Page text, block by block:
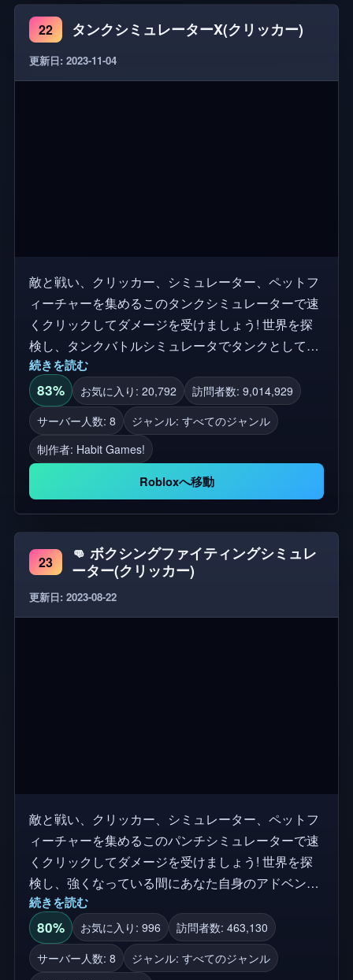
トし、早くもピークのピークを迎え、ベータ版] こ
のゲームには、独立した広告とスポンサー付きコン
テンツが含まれている場合があります。すべての独
立した広告、およびスポンサー付きコンテンツを含
22 タンクシミュレーターX(クリッカー)
更新日: 2023-11-04
敵と戦い、クリッカー、シミュレーター、ペットフ
ィーチャーを集めるこのタンクシミュレーターで速
くクリックしてダメージを受けましょう! 世界を探
検し、タンクバトルシミュレータでタンクとして自
分のアドベンチャーを作成してください! ⭐ 友達と
戦車の波と戦う! ⭐ 難しいボスを倒す ⭐ クラフト機
器 ⭐ たくさんのカスタム戦車としてプレイ! ⭐ タン
クペットを獲得し、それらをゴールデンにする ⭐ ペ
ットの孵化 コードは5000いいね! ✨ 機能: 40+ ペッ
ト + クリック + 装備の収集 + 合併 + 進化 + 宝石 +
10種類以上の戦車でプレイ! 💥 タンクをアップグレ
ードし、収集する20種類以上のタンクで敵と戦う!
[アップデート、EARLY SNEAK PEEK、およびベー
タテストのためにグループに参加]
続きを読む
83% お気に入り: 20,792
訪問者数: 9,014,929
サーバー人数: 8
ジャンル: すべてのジャンル
制作者: Habit Games!
Robloxへ移動
23
👊 ボクシングファイティングシミュレ
ーター(クリッカー)
更新日: 2023-08-22
敵と戦い、クリッカー、シミュレーター、ペットフ
ィーチャーを集めるこのパンチシミュレーターで速
くクリックしてダメージを受けましょう! 世界を探
検し、強くなっている間にあなた自身のアドベンチ
ャーを作成してください! ⭐ 友達と敵の波と戦う! ⭐
難しいボスを倒す ⭐ クラフト機器 ⭐ 40個以上の手
袋を集める! ⭐ ペットを見つけて、それらを黄金と
虹にする ⭐ ペットを孵化させ、HUGEsを見つける
続きを読む
80% お気に入り: 996
訪問者数: 463,130
サーバー人数: 8
ジャンル: すべてのジャンル